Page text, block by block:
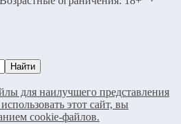
для наилучшего представления
этот сайт, вы
cookie-файлов.